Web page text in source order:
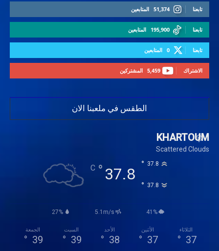
51,374 المتابعين تابعنا
195,900 المتابعين تابعنا
0 المتابعين تابعنا
5,459 المشتركين الاشتراك
الطقس في ملعبنا الان
KHARTOUM
Scattered Clouds
37.8
°
C 37.8
°
37.8
°
27% 5.1m/s 41%
الجمعة
39
°
السبت
39
°
الأحد
38
°
الأثنين
37
°
الثلاثاء
37
°